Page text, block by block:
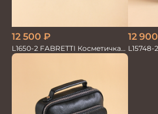
12 500 ₽
L1650-2 FABRETTI Косметичка
мужская нат.кожа
12 900
L15748-